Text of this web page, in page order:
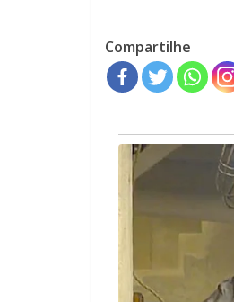
Compartilhe